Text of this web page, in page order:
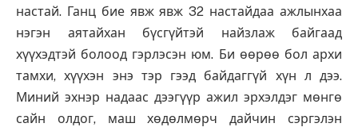
настай. Ганц бие явж явж 32 настайдаа ажлынхаа
нэгэн аятайхан бүсгүйтэй найзлаж байгаад
хүүхэдтэй болоод гэрлэсэн юм. Би өөрөө бол архи
тамхи, хүүхэн энэ тэр гээд байдаггүй хүн л дээ.
Миний эхнэр надаас дээгүүр ажил эрхэлдэг мөнгө
сайн олдог, маш хөдөлмөрч дайчин сэргэлэн